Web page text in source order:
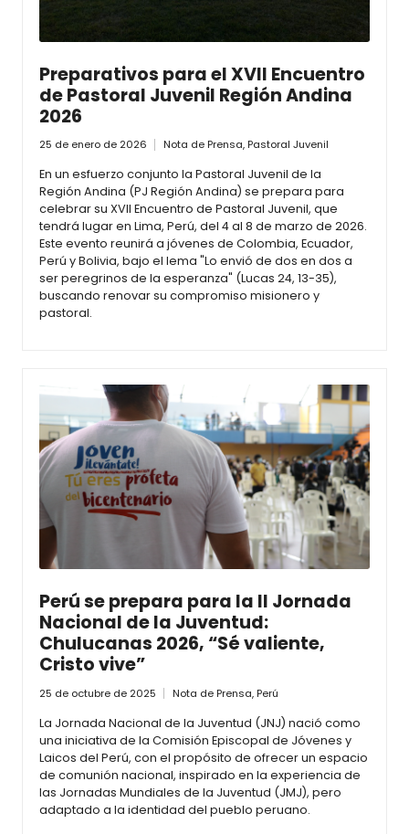
Preparativos para el XVII Encuentro
de Pastoral Juvenil Región Andina
2026
25 de enero de 2026 Nota de Prensa,Pastoral Juvenil
En un esfuerzo conjunto la Pastoral Juvenil de la
Región Andina (PJ Región Andina) se prepara para
celebrar su XVII Encuentro de Pastoral Juvenil, que
tendrá lugar en Lima, Perú, del 4 al 8 de marzo de 2026.
Este evento reunirá a jóvenes de Colombia, Ecuador,
Perú y Bolivia, bajo el lema "Lo envió de dos en dos a
ser peregrinos de la esperanza" (Lucas 24, 13-35),
buscando renovar su compromiso misionero y
pastoral.
Perú se prepara para la II Jornada
Nacional de la Juventud:
Chulucanas 2026, “Sé valiente,
Cristo vive”
25 de octubre de 2025 Nota de Prensa,Perú
La Jornada Nacional de la Juventud (JNJ) nació como
una iniciativa de la Comisión Episcopal de Jóvenes y
Laicos del Perú, con el propósito de ofrecer un espacio
de comunión nacional, inspirado en la experiencia de
las Jornadas Mundiales de la Juventud (JMJ), pero
adaptado a la identidad del pueblo peruano.